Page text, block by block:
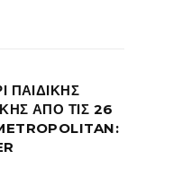
ΠΑΙΔΙΚΗΣ
ΑΠΟ ΤΙΣ 26